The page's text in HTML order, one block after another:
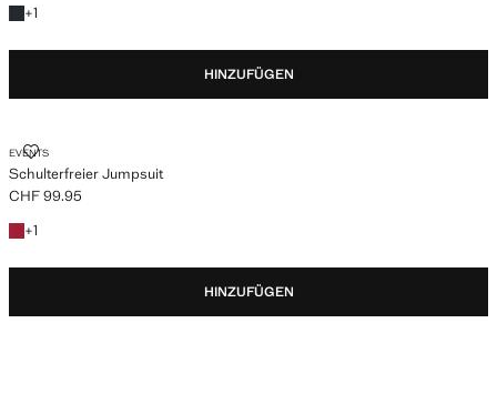
+1
+ 1 Farbe
HINZUFÜGEN
EVENTS
Schulterfreier Jumpsuit
SCHULTERFREIER JUMPSUIT
Aktueller Preis [CHF 99.95 ]
CHF 99.95
+1
+ 1 Farbe
HINZUFÜGEN